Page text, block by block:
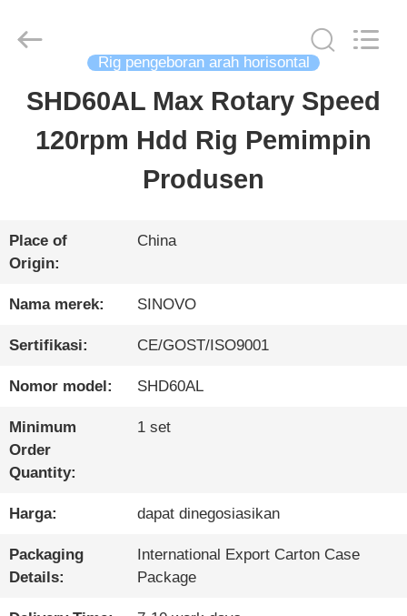
RUMAH
TAMPILAN
VR
TENTANG
KAMI
TUR
PABRIK
KONTROL
KUALITAS
Sinovo
Co.Ltd..
Reserved.
Rig pengeboran arah horisontal
SHD60AL Max Rotary Speed
120rpm Hdd Rig Pemimpin
Produsen
Place of
Origin:
China
Nama merek: SINOVO
Sertifikasi: CE/GOST/ISO9001
Nomor model: SHD60AL
Minimum
Order
Quantity:
1 set
Harga: dapat dinegosiasikan
Packaging
Details:
International Export Carton Case
Package